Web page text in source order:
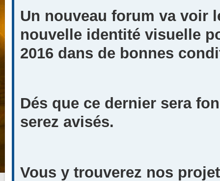
Un nouveau forum va voir
nouvelle identité visuelle
2016 dans de bonnes
Dés que ce dernier sera
serez avisés.
Vous y trouverez nos